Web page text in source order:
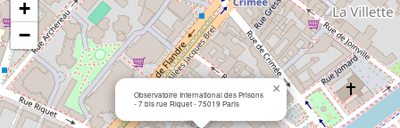
Observatoire International des Prisons
- 7 bis rue Riquet - 75019 Paris
×
+
−